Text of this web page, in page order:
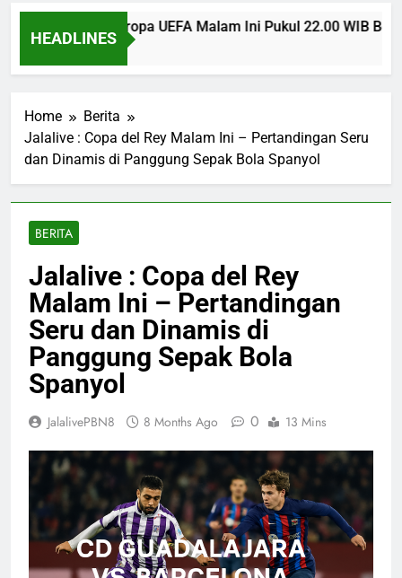
HEADLINES
Craiova Liga Eropa UEFA Malam Ini Pukul 22.00 WIB
Home
Berita
Jalalive : Copa del Rey Malam Ini – Pertandingan Seru
dan Dinamis di Panggung Sepak Bola Spanyol
BERITA
Jalalive : Copa del Rey
Malam Ini – Pertandingan
Seru dan Dinamis di
Panggung Sepak Bola
Spanyol
JalalivePBN8 8 Months Ago 0 13 Mins